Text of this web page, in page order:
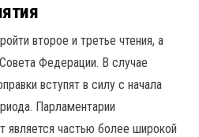
второе и третье чтения, а
Федерации. В случае
вступят в силу с начала
Парламентарии
является частью более широкой